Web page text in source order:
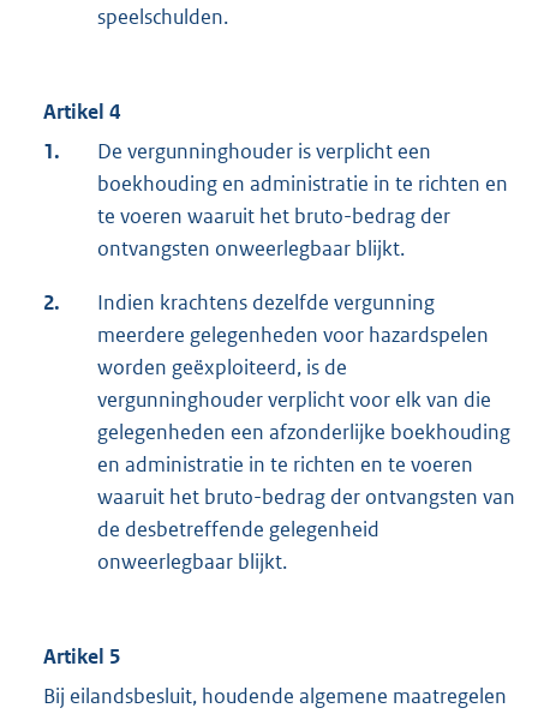
speelschulden.
Artikel 4
1.
De vergunninghouder is verplicht een
boekhouding en administratie in te richten en
te voeren waaruit het bruto-bedrag der
ontvangsten onweerlegbaar blijkt.
2.
Indien krachtens dezelfde vergunning
meerdere gelegenheden voor hazardspelen
worden geëxploiteerd, is de
vergunninghouder verplicht voor elk van die
gelegenheden een afzonderlijke boekhouding
en administratie in te richten en te voeren
waaruit het bruto-bedrag der ontvangsten van
de desbetreffende gelegenheid
onweerlegbaar blijkt.
Artikel 5
Bij eilandsbesluit, houdende algemene maatregelen